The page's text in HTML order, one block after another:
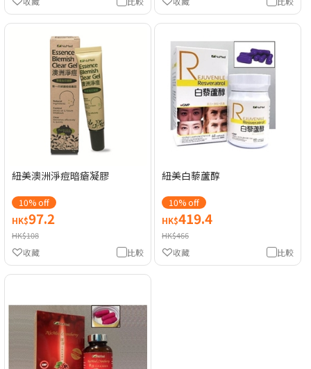
紐美澳洲淨痘暗瘡凝膠
10% off
HK$97.2
HK$108
比較
收藏
紐美白藜蘆醇
10% off
HK$419.4
HK$466
比較
收藏